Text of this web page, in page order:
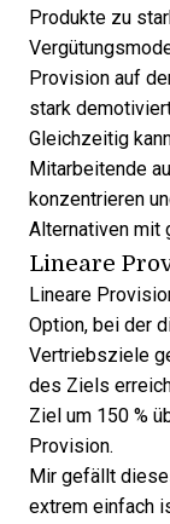
Produkte zu
Provision auf
stark
Gleichzeitig
Mitarbeitende
konzentrieren
Alternativen mit
Lineare
Lineare
Option, bei der
Vertriebsziele
des Ziels
Ziel um 150 %
Provision.
Mir gefällt
extrem einfach